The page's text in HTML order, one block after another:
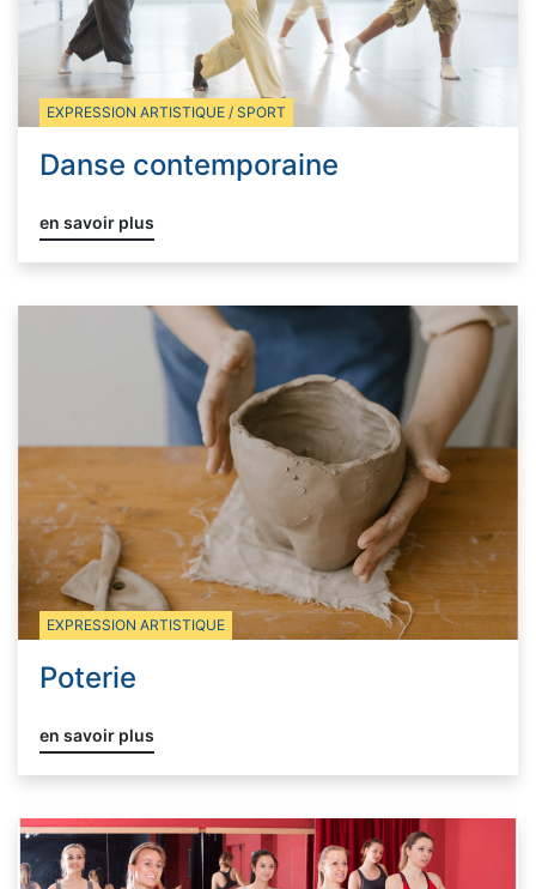
EXPRESSION ARTISTIQUE / SPORT
Danse contemporaine
en savoir plus
EXPRESSION ARTISTIQUE
Poterie
en savoir plus